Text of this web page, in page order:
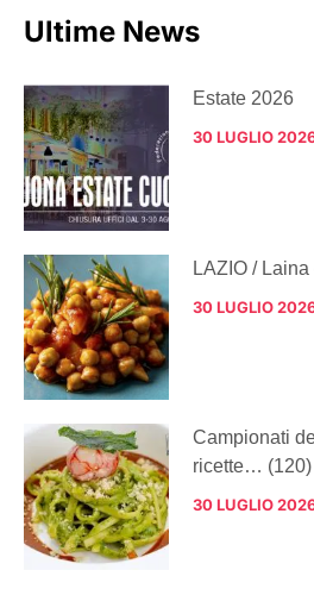
Ultime News
Estate 2026
30 LUGLIO
LAZIO / Laina
30 LUGLIO
Campionati
ricette… (120)
30 LUGLIO